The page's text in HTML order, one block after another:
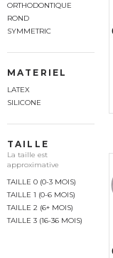
ORTHODONTIQUE
ROND
SYMMETRIC
MATERIEL
LATEX
SILICONE
TAILLE
La taille est
approximative
TAILLE 0 (0-3 MOIS)
TAILLE 1 (0-6 MOIS)
TAILLE 2 (6+ MOIS)
TAILLE 3 (16-36 MOIS)